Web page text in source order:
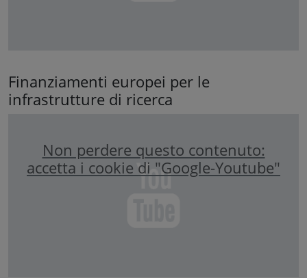
Finanziamenti europei per le
infrastrutture di ricerca
Non perdere questo contenuto:
accetta i cookie di "Google-Youtube"